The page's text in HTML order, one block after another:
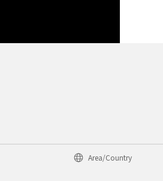
Area/Country